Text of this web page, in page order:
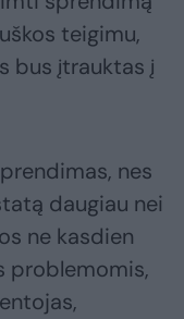
teigimu,
bus įtrauktas į
nes
daugiau nei
ne kasdien
problemomis,